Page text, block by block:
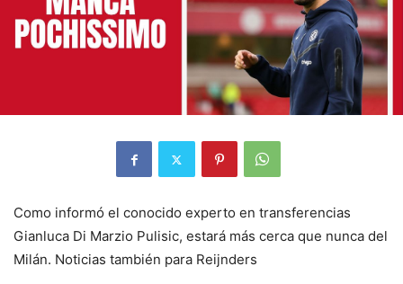
Como informó el conocido experto en transferencias
Gianluca Di Marzio Pulisic, estará más cerca que nunca del
Milán. Noticias también para Reijnders